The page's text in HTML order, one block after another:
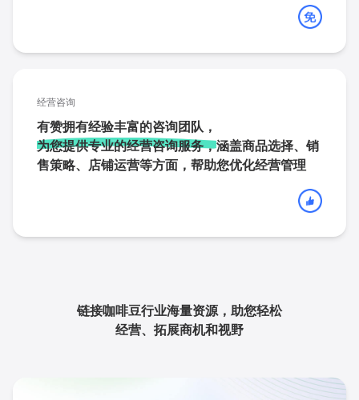
经营咨询
有赞拥有经验丰富的咨询团队，
为您提供专业的经营咨询服务，涵盖商品选择、销
售策略、店铺运营等方面，帮助您优化经营管理
链接咖啡豆行业海量资源，助您轻松
经营、拓展商机和视野